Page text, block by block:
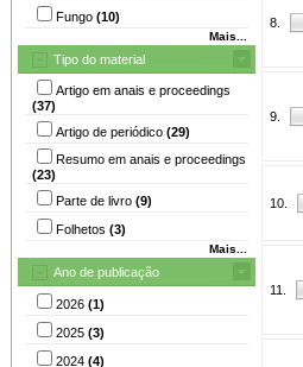
Fungo (10)
Mais...
Tipo do material
Artigo em anais e proceedings
(37)
Artigo de periódico (29)
Resumo em anais e proceedings
(23)
Parte de livro (9)
Folhetos (3)
Mais...
Ano de publicação
2026 (1)
2025 (3)
2024 (4)
8.
9.
10.
11.